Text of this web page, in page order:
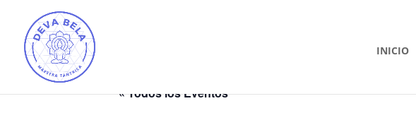
INICIO
« Todos los Eventos